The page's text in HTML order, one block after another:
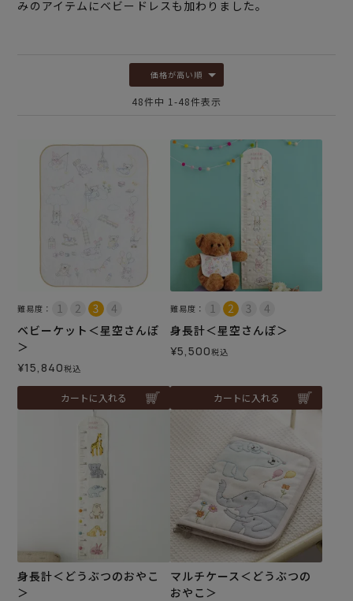
みのアイテムにベビードレスも加わりました。
価格が高い順
48件中 1 -48件表示
難易度：
ベビーケット＜星空さんぽ
＞
¥15,840税込
カートに入れる
難易度：
身長計＜星空さんぽ＞
¥5,500税込
カートに入れる
身長計＜どうぶつのおやこ
＞
マルチケース＜どうぶつの
おやこ＞